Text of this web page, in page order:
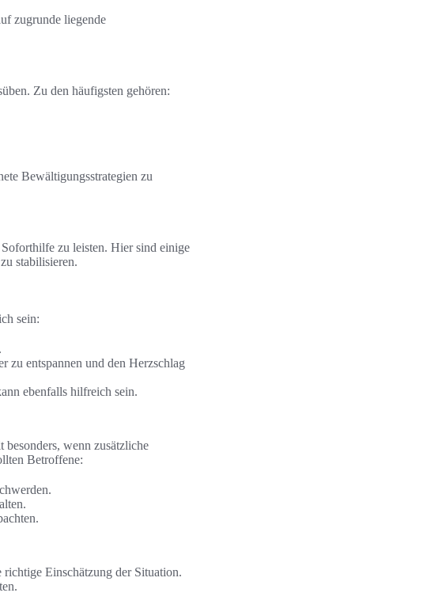
zugrunde liegende
Zu den häufigsten gehören:
Bewältigungsstrategien zu
zu leisten. Hier sind einige
stabilisieren.
sein:
zu entspannen und den Herzschlag
ebenfalls hilfreich sein.
besonders, wenn zusätzliche
Betroffene:
Einschätzung der Situation.